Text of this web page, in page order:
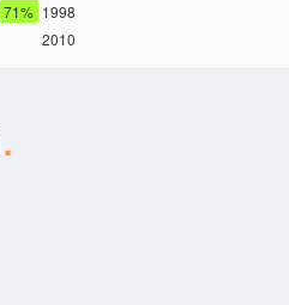
71% 1998
2010
.